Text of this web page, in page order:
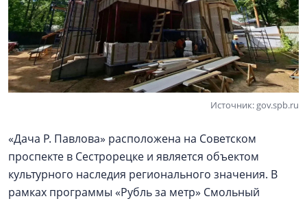
Источник: gov.spb.ru
«Дача Р. Павлова» расположена на Советском
проспекте в Сестрорецке и является объектом
культурного наследия регионального значения. В
рамках программы «Рубль за метр» Смольный